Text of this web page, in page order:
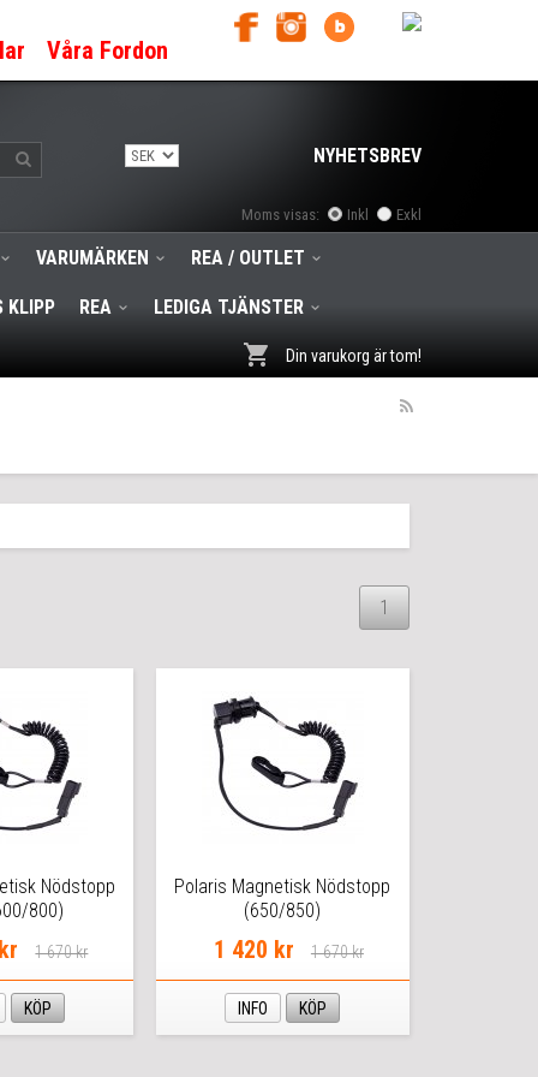
Våra Fordon
NYHETSBREV
Moms visas: Inkl Exkl
VARUMÄRKEN REA / OUTLET
KLIPP REA LEDIGA TJÄNSTER
Din varukorg är tom!
1
Nödstopp
800)
1 670 kr
KÖP
Polaris Magnetisk Nödstopp
(650/850)
1 420 kr 1 670 kr
INFO KÖP